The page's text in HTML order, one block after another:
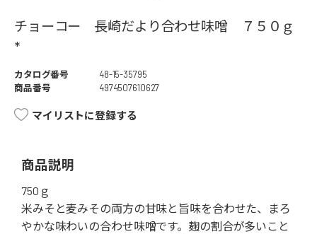
チョーコー 長崎だより合わせ味噌 ７５０ｇ
*
カタログ番号
48-15-35795
商品番号
4974507610627
マイリストに登録する
商品説明
750ｇ
米みそと麦みその両方の甘味と旨味を合わせた、まろ
やかな味わいの合わせ味噌です。麹の割合が多いこと